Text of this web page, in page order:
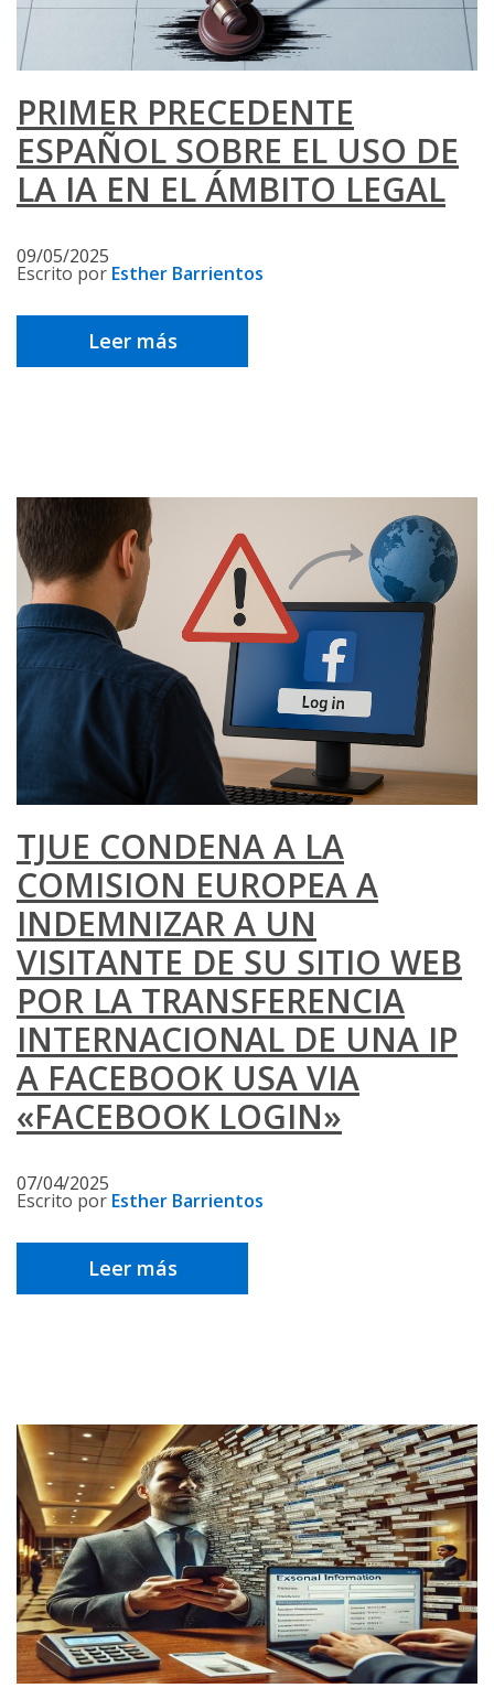
PRIMER PRECEDENTE
ESPAÑOL SOBRE EL USO DE
LA IA EN EL ÁMBITO LEGAL
09/05/2025
Escrito por Esther Barrientos
Leer más
TJUE CONDENA A LA
COMISION EUROPEA A
INDEMNIZAR A UN
VISITANTE DE SU SITIO WEB
POR LA TRANSFERENCIA
INTERNACIONAL DE UNA IP
A FACEBOOK USA VIA
«FACEBOOK LOGIN»
07/04/2025
Escrito por Esther Barrientos
Leer más